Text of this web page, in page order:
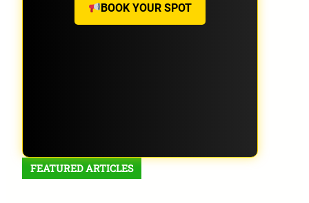
BOOK YOUR SPOT
FEATURED ARTICLES